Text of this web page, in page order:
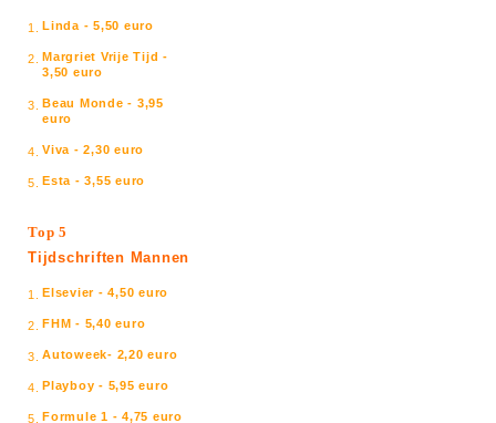
1. Linda - 5,50 euro
2. Margriet Vrije Tijd -
3,50 euro
3. Beau Monde - 3,95
euro
4. Viva - 2,30 euro
5. Esta - 3,55 euro
Top 5
Tijdschriften Mannen
1. Elsevier - 4,50 euro
2. FHM - 5,40 euro
3. Autoweek- 2,20 euro
4. Playboy - 5,95 euro
5. Formule 1 - 4,75 euro